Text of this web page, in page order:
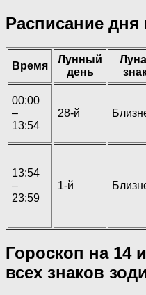
Расписание дня
Время
Лунный
день
00:00
–
13:54
28-й
13:54
–
23:59
1-й
Гороскоп на 14
всех знаков